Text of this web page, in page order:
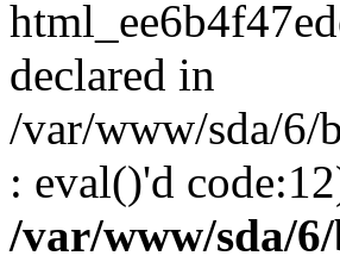
declared in
/var/www/sda/6/
: eval()'d
/var/www/sda/